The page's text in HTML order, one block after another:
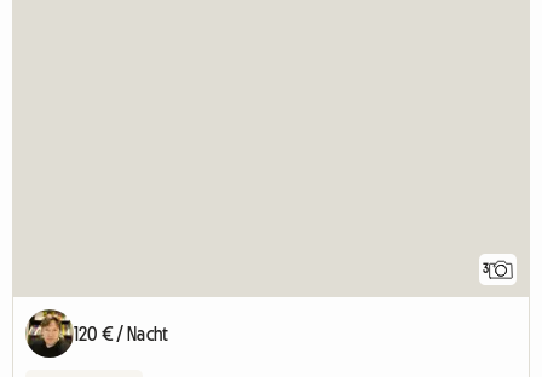
3
120 € / Nacht